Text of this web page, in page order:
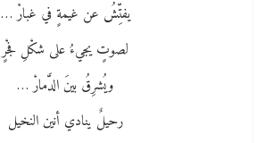
يفتِّشُ عن غيمةٍ في غبارْ …
لصوتٍ يجيءُ على شكْلِ فجْرٍ
ويُشرِقُ بينَ الدَّمارْ …
رحيلٌ ينادي أنين النخيل